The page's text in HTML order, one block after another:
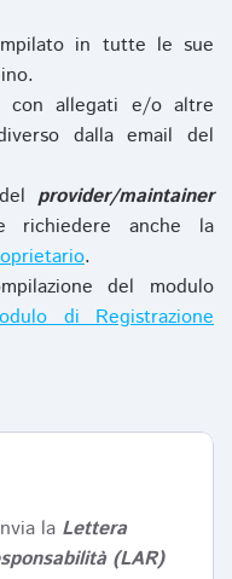
in tutte le sue
con allegati e/o altre
dalla email del
provider/maintainer
richiedere anche la
.
del modulo
di Registrazione
la Lettera
(LAR)